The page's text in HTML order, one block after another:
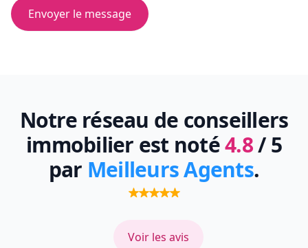
Envoyer le message
Notre réseau de conseillers
immobilier est noté4.8/ 5
par Meilleurs Agents.
Voir les avis